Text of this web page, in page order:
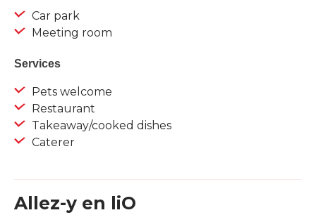
Car park
Meeting room
Services
Pets welcome
Restaurant
Takeaway/cooked dishes
Caterer
Allez-y en liO